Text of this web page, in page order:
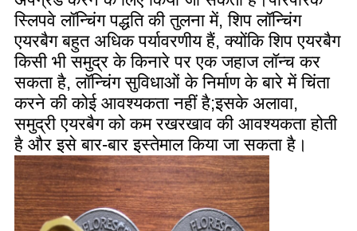
स्लिपवे लॉन्चिंग पद्धति की तुलना में, शिप लॉन्चिंग
एयरबैग बहुत अधिक पर्यावरणीय हैं, क्योंकि शिप एयरबैग
किसी भी समुद्र के किनारे पर एक जहाज लॉन्च कर
सकता है, लॉन्चिंग सुविधाओं के निर्माण के बारे में चिंता
करने की कोई आवश्यकता नहीं है;इसके अलावा,
समुद्री एयरबैग को कम रखरखाव की आवश्यकता होती
है और इसे बार-बार इस्तेमाल किया जा सकता है।